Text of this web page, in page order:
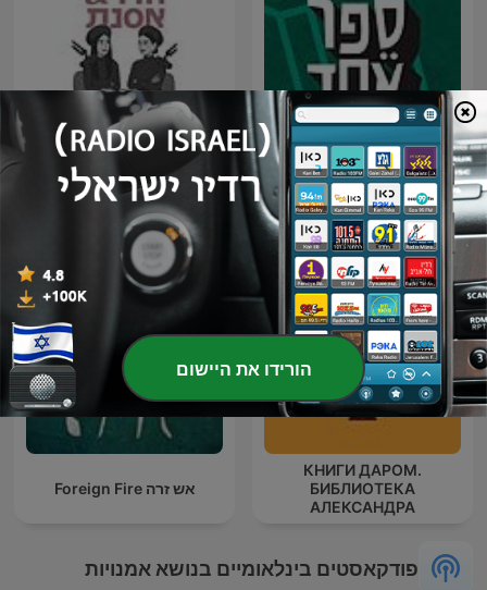
ספר אחד - One Book הפודקאסט של הדר ואסנת
КНИГИ ДАРОМ.
БИБЛИОТЕКА
АЛЕКСАНДРА
אש זרה Foreign Fire
פודקאסטים בינלאומיים בנושא אמנויות
הורידו את היישום